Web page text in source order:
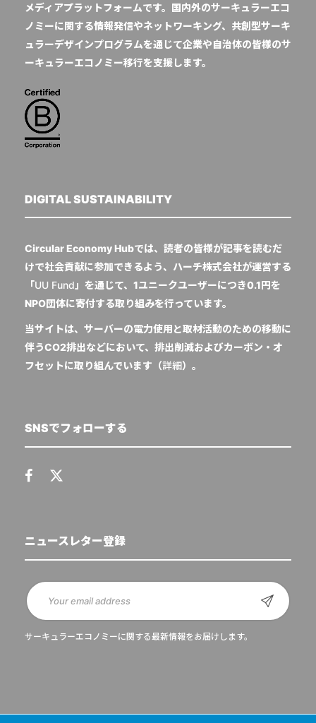
メディアプラットフォームです。国内外のサーキュラーエコ
ノミーに関する情報発信やネットワーキング、共創型サーキ
ュラーデザインプログラムを通じて企業や自治体の皆様のサ
ーキュラーエコノミー移行を支援します。
DIGITAL SUSTAINABILITY
Circular Economy Hubでは、読者の皆様が記事を読むだ
けで社会貢献に参加できるよう、ハーチ株式会社が運営する
「UU Fund 」を通じて、1ユニークユーザーにつき0.1円を
NPO団体に寄付する取り組みを行っています。
当サイトは、サーバーの電力使用と取材活動のための移動に
伴うCO2排出などにおいて、排出削減およびカーボン・オ
フセットに取り組んでいます（詳細）。
SNSでフォローする
ニュースレター登録
サーキュラーエコノミーに関する最新情報をお届けします。